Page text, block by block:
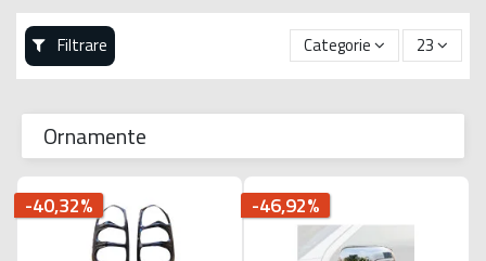
Filtrare Categorie 23
Ornamente
-40,32% -46,92%